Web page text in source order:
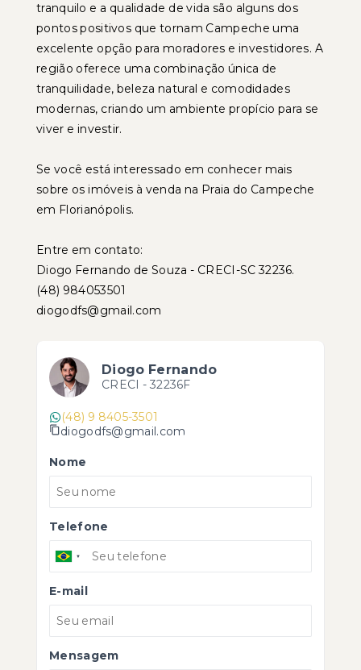
tranquilo e a qualidade de vida são alguns dos
pontos positivos que tornam Campeche uma
excelente opção para moradores e investidores. A
região oferece uma combinação única de
tranquilidade, beleza natural e comodidades
modernas, criando um ambiente propício para se
viver e investir.
Se você está interessado em conhecer mais
sobre os imóveis à venda na Praia do Campeche
em Florianópolis.
Entre em contato:
Diogo Fernando de Souza - CRECI-SC 32236.
(48) 984053501
diogodfs@gmail.com
Diogo Fernando
CRECI - 32236F
(48) 9 8405-3501
diogodfs@gmail.com
Nome
Telefone
E-mail
Mensagem